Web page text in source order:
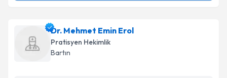
kapsamda işlenmesini kabul ediyorum.
Dr. Ergin Caniçin randevu takvimi talebi oluşturun.
Size bu uzmandan randevu almanız için bir takvim
hazırlandığında e-posta ile bilgilendireceğiz.
Dr. Mehmet Emin Erol
Pratisyen Hekimlik
Bartın